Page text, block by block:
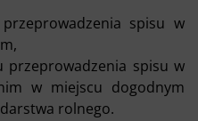
spisu w
przeprowadzenia spisu w
w miejscu dogodnym
rolnego.